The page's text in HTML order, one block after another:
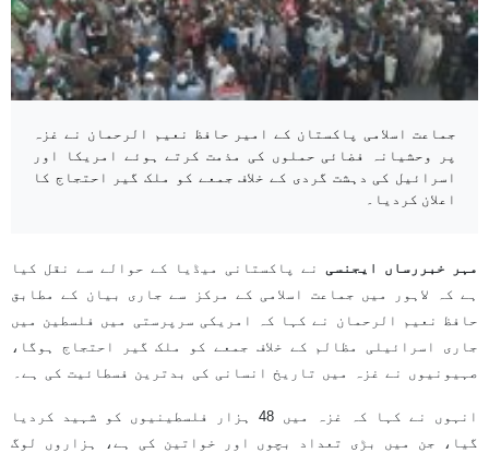
جماعت اسلامی پاکستان کے امیر حافظ نعیم الرحمان نے غزہ
پر وحشیانہ فضائی حملوں کی مذمت کرتے ہوئے امریکا اور
اسرائیل کی دہشت گردی کے خلاف جمعے کو ملک گیر احتجاج کا
اعلان کردیا۔
مہر خبررساں ایجنسی نے پاکستانی میڈیا کے حوالے سے نقل کیا
ہے کہ لاہور میں جماعت اسلامی کے مرکز سے جاری بیان کے مطابق
حافظ نعیم الرحمان نے کہا کہ امریکی سرپرستی میں فلسطین میں
جاری اسرائیلی مظالم کے خلاف جمعے کو ملک گیر احتجاج ہوگا،
صہیونیوں نے غزہ میں تاریخ انسانی کی بدترین فسطائیت کی ہے۔
انہوں نے کہا کہ غزہ میں 48 ہزار فلسطینیوں کو شہید کردیا
گیا، جن میں بڑی تعداد بچوں اور خواتین کی ہے، ہزاروں لوگ